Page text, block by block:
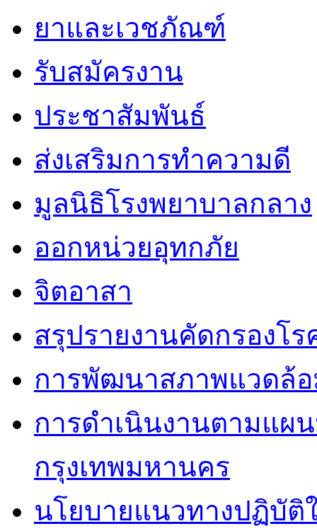
ยาและเวชภัณฑ์
รับสมัครงาน
ประชาสัมพันธ์
ส่งเสริมการทำความดี
มูลนิธิโรงพยาบาลกลาง
ออกหน่วยอุทกภัย
จิตอาสา
สรุปรายงานคัดกรองโ
การพัฒนาสภาพแวดล้อ
การดำเนินงานตามแผ
กรุงเทพมหานคร
นโยบายแนวทางปฏิบัติ